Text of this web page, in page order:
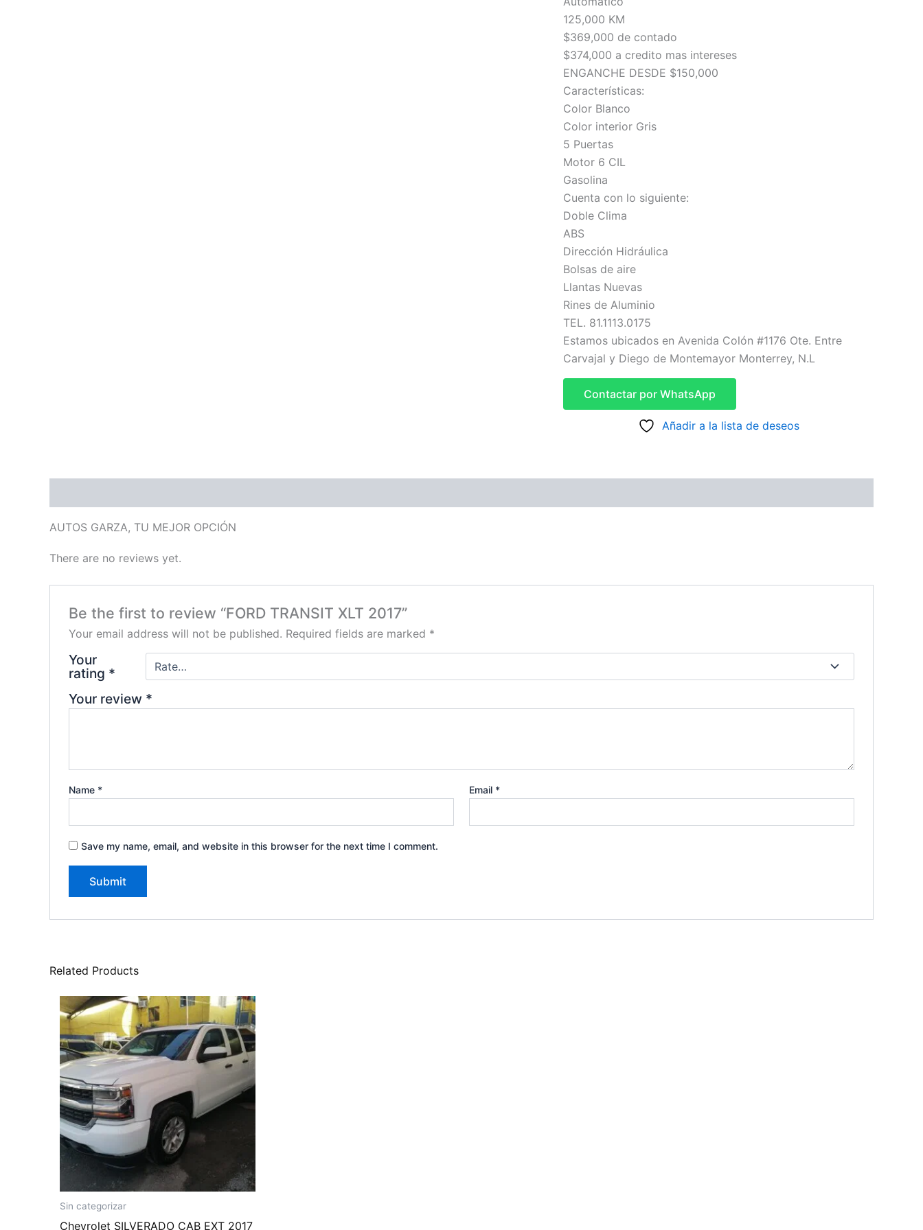
125,000 KM
$369,000 de contado
$374,000 a credito mas intereses
ENGANCHE DESDE $150,000
Características:
Color Blanco
Color interior Gris
5 Puertas
Motor 6 CIL
Gasolina
Cuenta con lo siguiente:
Doble Clima
ABS
Dirección Hidráulica
Bolsas de aire
Llantas Nuevas
Rines de Aluminio
TEL. 81.1113.0175
Estamos ubicados en Avenida Colón #1176 Ote. Entre
Carvajal y Diego de Montemayor Monterrey, N.L
Contactar por WhatsApp
Añadir a la lista de deseos
AUTOS GARZA, TU MEJOR OPCIÓN
There are no reviews yet.
Be the first to review “FORD TRANSIT XLT 2017”
Your email address will not be published. Required fields are marked *
Your
rating *
Your review *
Name * Email *
Save my name, email, and website in this browser for the next time I comment.
Related Products
Sin categorizar
Chevrolet SILVERADO CAB EXT 2017